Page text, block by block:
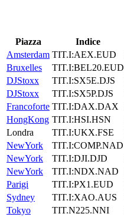
Piazza Indice
Amsterdam TIT.I:AEX.EUD
Bruxelles
TIT.I:BEL20.EUD
DJStoxx
TIT.I:SX5E.DJS
DJStoxx
TIT.I:SX5P.DJS
Francoforte TIT.I:DAX.DAX
HongKong TIT.I:HSI.HSN
Londra
TIT.I:UKX.FSE
NewYork
TIT.I:COMP.NAD
NewYork
TIT.I:DJI.DJD
NewYork
TIT.I:NDX.NAD
Parigi
TIT.I:PX1.EUD
Sydney
TIT.I:XAO.AUS
Tokyo
TIT.N225.NNI